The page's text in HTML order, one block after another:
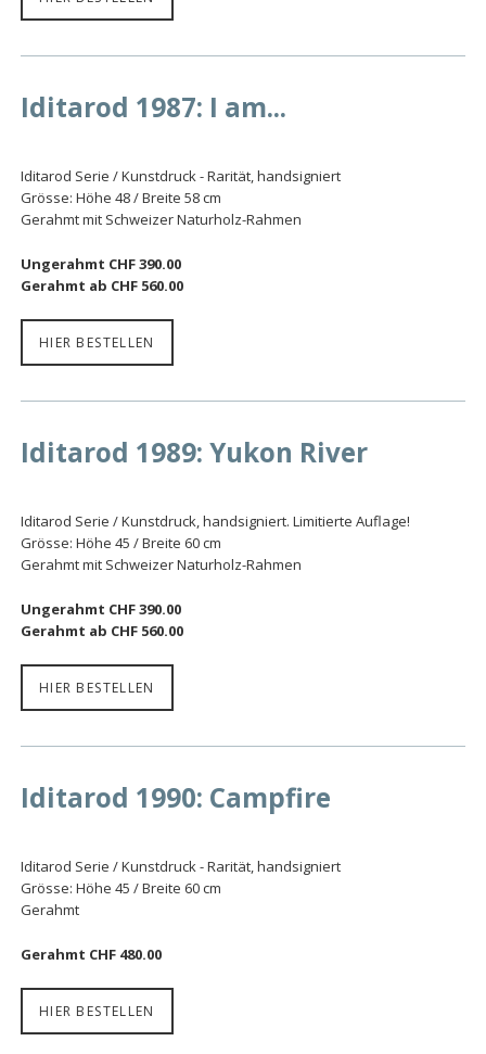
Iditarod 1987: I am...
Iditarod Serie / Kunstdruck - Rarität, handsigniert
Grösse: Höhe 48 / Breite 58 cm
Gerahmt mit Schweizer Naturholz-Rahmen
Ungerahmt CHF 390.00
Gerahmt ab CHF 560.00
HIER BESTELLEN
Iditarod 1989: Yukon River
Iditarod Serie / Kunstdruck, handsigniert. Limitierte Auflage!
Grösse: Höhe 45 / Breite 60 cm
Gerahmt mit Schweizer Naturholz-Rahmen
Ungerahmt CHF 390.00
Gerahmt ab CHF 560.00
HIER BESTELLEN
Iditarod 1990: Campfire
Iditarod Serie / Kunstdruck - Rarität, handsigniert
Grösse: Höhe 45 / Breite 60 cm
Gerahmt
Gerahmt CHF 480.00
HIER BESTELLEN